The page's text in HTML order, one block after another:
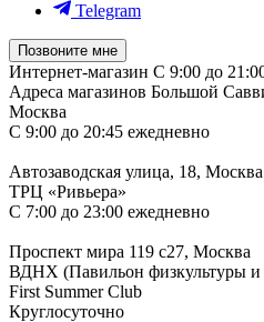
Telegram
Позвоните мне
Интернет-магазин С 9:00 до
Адреса магазинов Большой
Москва
С 9:00 до 20:45 ежедневно
Автозаводская улица, 18, Москва
ТРЦ «Ривьера»
С 7:00 до 23:00 ежедневно
Проспект мира 119 с27, Москва
ВДНХ (Павильон физкультуры и
First Summer Club
Круглосуточно